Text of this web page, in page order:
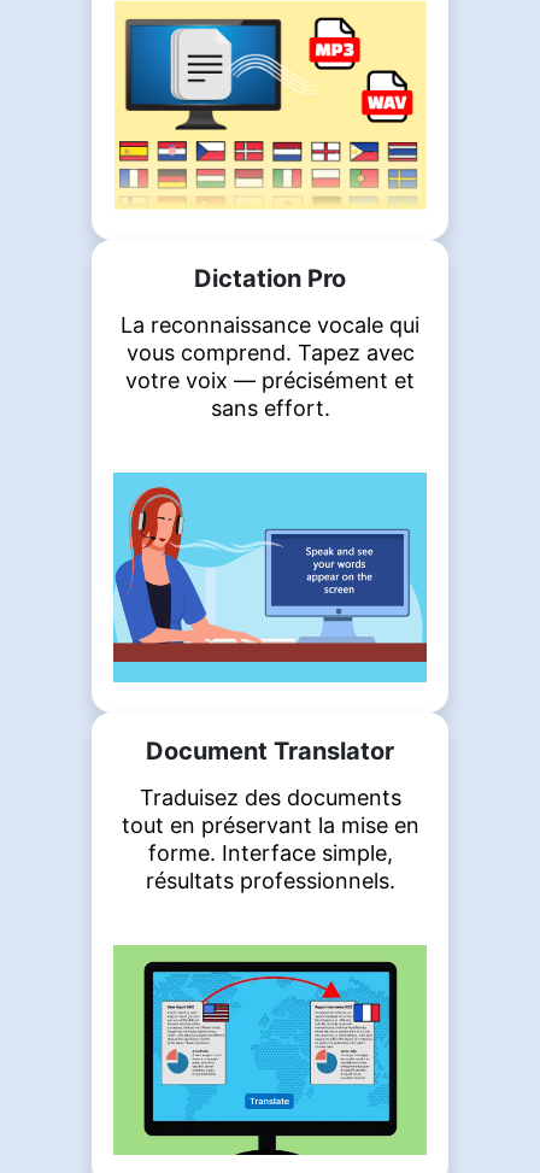
Dictation Pro
La reconnaissance vocale qui
vous comprend. Tapez avec
votre voix — précisément et
sans effort.
Document Translator
Traduisez des documents
tout en préservant la mise en
forme. Interface simple,
résultats professionnels.